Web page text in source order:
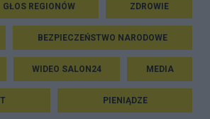
GŁOS REGIONÓW ZDROWIE
BEZPIECZEŃSTWO NARODOWE
WIDEO SALON24 MEDIA
PIENIĄDZE